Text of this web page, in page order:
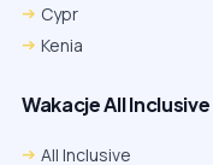
Cypr
Kenia
Wakacje All Inclusive
All Inclusive